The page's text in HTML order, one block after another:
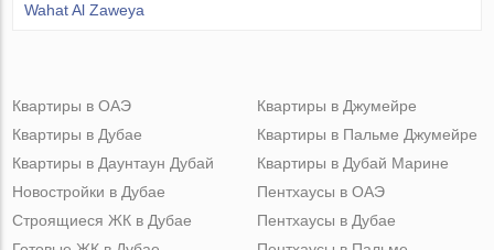
Wahat Al Zaweya
Квартиры в ОАЭ
Квартиры в Дубае
Квартиры в Даунтаун Дубай
Квартиры в Джумейре
Квартиры в Пальме Джумейре
Квартиры в Дубай Марине
Новостройки в Дубае
Строящиеся ЖК в Дубае
Пентхаусы в ОАЭ
Пентхаусы в Дубае